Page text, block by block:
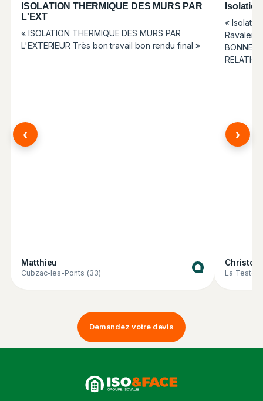
‹ ›
ISOLATION THERMIQUE DES MURS PAR
L'EXT
« ISOLATION THERMIQUE DES MURS PAR
L'EXTERIEUR Très bon travail bon rendu final »
Matthieu
Cubzac-les-Ponts (33)
«
BONNE
La Teste-
Demandez votre devis